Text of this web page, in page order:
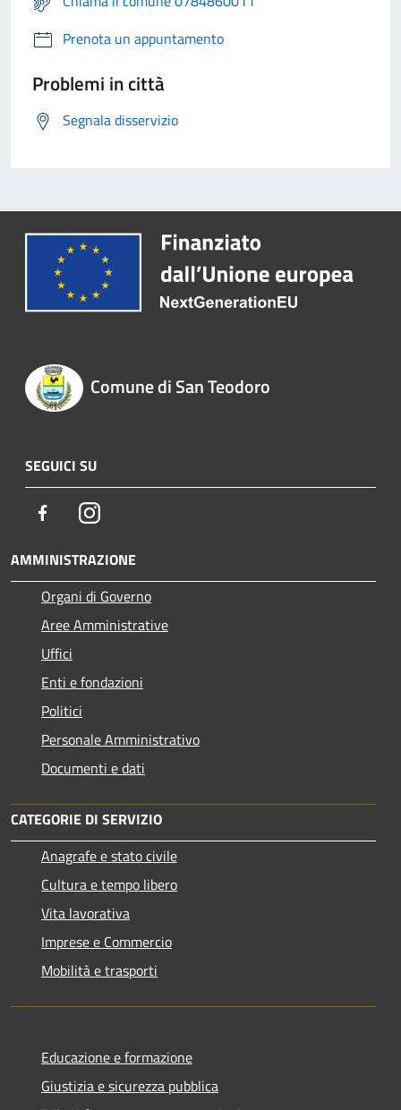
Prenota un appuntamento
Problemi in città
Segnala disservizio
Comune di San Teodoro
SEGUICI SU
FacebookInstagram
AMMINISTRAZIONE
Organi di Governo
Aree Amministrative
Uffici
Enti e fondazioni
Politici
Personale Amministrativo
Documenti e dati
CATEGORIE DI SERVIZIO
Anagrafe e stato civile
Cultura e tempo libero
Vita lavorativa
Imprese e Commercio
Mobilità e trasporti
Educazione e formazione
Giustizia e sicurezza pubblica